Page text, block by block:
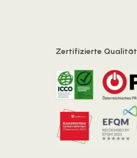
Zertifizierte Qualität